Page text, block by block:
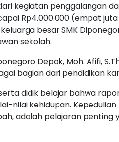
kegiatan penggalangan
Rp4.000.000 (empat
besar SMK
sekolah.
Depok, Moh. Afifi,
bagian dari pendidikan
didik belajar bahwa
nilai kehidupan.
adalah pelajaran penting